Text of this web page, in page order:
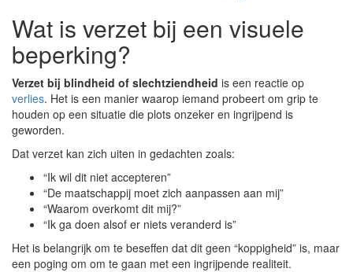
Wat is verzet bij een visuele
beperking?
Verzet bij blindheid of slechtziendheid is een reactie op
verlies. Het is een manier waarop iemand probeert om grip te
houden op een situatie die plots onzeker en ingrijpend is
geworden.
Dat verzet kan zich uiten in gedachten zoals:
“Ik wil dit niet accepteren”
“De maatschappij moet zich aanpassen aan mij”
“Waarom overkomt dit mij?”
“Ik ga doen alsof er niets veranderd is”
Het is belangrijk om te beseffen dat dit geen “koppigheid” is, maar
een poging om om te gaan met een ingrijpende realiteit.